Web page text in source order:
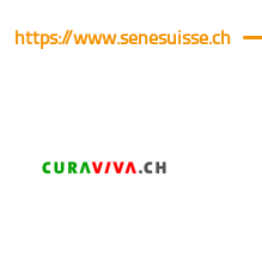
https://www.senesuisse.ch